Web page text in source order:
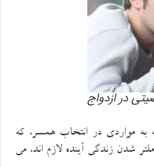
در ازدواج
بهمواردی در انتخاب همسر، که
شدن زندگی آینده لازم اند، می